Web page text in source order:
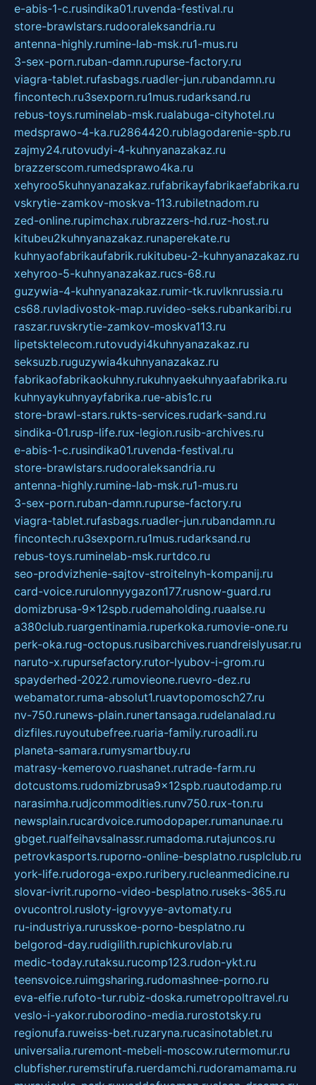
e-abis-1-c.rusindika01.ruvenda-festival.ru
store-brawlstars.rudooraleksandria.ru
antenna-highly.rumine-lab-msk.ru1-mus.ru
3-sex-porn.ruban-damn.rupurse-factory.ru
viagra-tablet.rufasbags.ruadler-jun.rubandamn.ru
fincontech.ru3sexporn.ru1mus.rudarksand.ru
rebus-toys.ruminelab-msk.rualabuga-cityhotel.ru
medsprawo-4-ka.ru2864420.rublagodarenie-spb.ru
zajmy24.rutovudyi-4-kuhnyanazakaz.ru
brazzerscom.rumedsprawo4ka.ru
xehyroo5kuhnyanazakaz.rufabrikayfabrikaefabrika.ru
vskrytie-zamkov-moskva-113.rubiletnadom.ru
zed-online.rupimchax.rubrazzers-hd.ruz-host.ru
kitubeu2kuhnyanazakaz.runaperekate.ru
kuhnyaofabrikaufabrik.rukitubeu-2-kuhnyanazakaz.ru
xehyroo-5-kuhnyanazakaz.rucs-68.ru
guzywia-4-kuhnyanazakaz.rumir-tk.ruvlknrussia.ru
cs68.ruvladivostok-map.ruvideo-seks.rubankaribi.ru
raszar.ruvskrytie-zamkov-moskva113.ru
lipetsktelecom.rutovudyi4kuhnyanazakaz.ru
seksuzb.ruguzywia4kuhnyanazakaz.ru
fabrikaofabrikaokuhny.rukuhnyaekuhnyaafabrika.ru
kuhnyaykuhnyayfabrika.rue-abis1c.ru
store-brawl-stars.rukts-services.rudark-sand.ru
sindika-01.rusp-life.rux-legion.rusib-archives.ru
e-abis-1-c.rusindika01.ruvenda-festival.ru
store-brawlstars.rudooraleksandria.ru
antenna-highly.rumine-lab-msk.ru1-mus.ru
3-sex-porn.ruban-damn.rupurse-factory.ru
viagra-tablet.rufasbags.ruadler-jun.rubandamn.ru
fincontech.ru3sexporn.ru1mus.rudarksand.ru
rebus-toys.ruminelab-msk.rurtdco.ru
seo-prodvizhenie-sajtov-stroitelnyh-kompanij.ru
card-voice.rurulonnyygazon177.rusnow-guard.ru
domizbrusa-9x12spb.rudemaholding.ruaalse.ru
a380club.ruargentinamia.ruperkoka.rumovie-one.ru
perk-oka.rug-octopus.rusibarchives.ruandreislyusar.ru
naruto-x.rupursefactory.rutor-lyubov-i-grom.ru
spayderhed-2022.rumovieone.ruevro-dez.ru
webamator.ruma-absolut1.ruavtopomosch27.ru
nv-750.runews-plain.runertansaga.rudelanalad.ru
dizfiles.ruyoutubefree.ruaria-family.ruroadli.ru
planeta-samara.rumysmartbuy.ru
matrasy-kemerovo.ruashanet.rutrade-farm.ru
dotcustoms.rudomizbrusa9x12spb.ruautodamp.ru
narasimha.rudjcommodities.runv750.rux-ton.ru
newsplain.rucardvoice.rumodopaper.rumanunae.ru
gbget.rualfeihavsalnassr.rumadoma.rutajuncos.ru
petrovkasports.ruporno-online-besplatno.rusplclub.ru
york-life.rudoroga-expo.ruribery.rucleanmedicine.ru
slovar-ivrit.ruporno-video-besplatno.ruseks-365.ru
ovucontrol.rusloty-igrovyye-avtomaty.ru
ru-industriya.rurusskoe-porno-besplatno.ru
belgorod-day.rudigilith.rupichkurovlab.ru
medic-today.rutaksu.rucomp123.rudon-ykt.ru
teensvoice.ruimgsharing.rudomashnee-porno.ru
eva-elfie.rufoto-tur.rubiz-doska.rumetropoltravel.ru
veslo-i-yakor.ruborodino-media.rurostotsky.ru
regionufa.ruweiss-bet.ruzaryna.rucasinotablet.ru
universalia.ruremont-mebeli-moscow.rutermomur.ru
clubfisher.ruremstirufa.ruerdamchi.rudoramamama.ru